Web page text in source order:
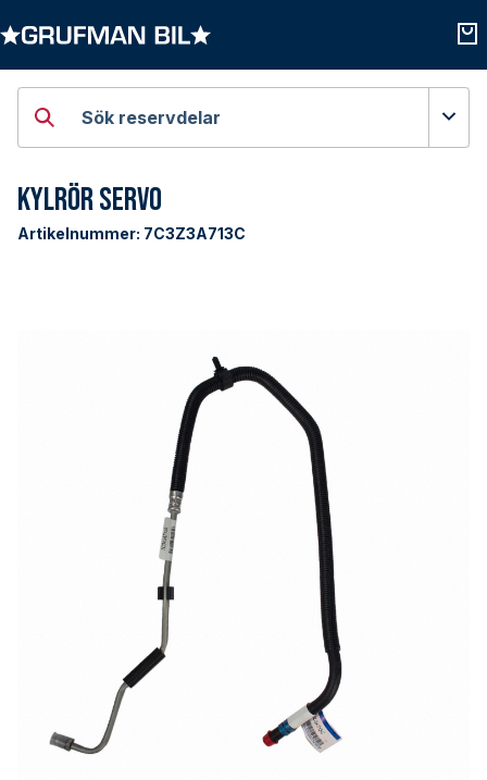
Sök reservdelar
Kylrör Servo
Artikelnummer: 7C3Z3A713C